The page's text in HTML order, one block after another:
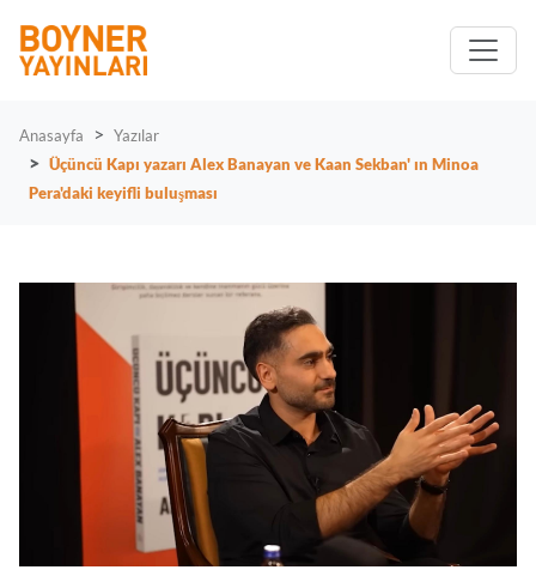
Anasayfa
Yazılar
Üçüncü Kapı yazarı Alex Banayan ve Kaan Sekban' ın Minoa
Pera'daki keyifli buluşması